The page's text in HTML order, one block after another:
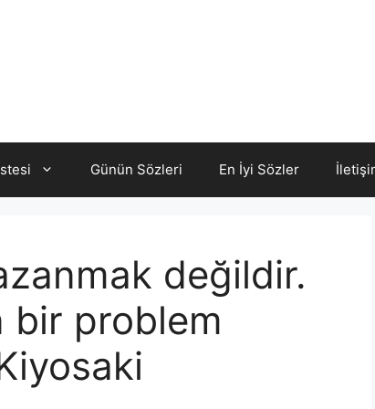
Günün Sözleri En İyi Sözler
değildir.
bir problem